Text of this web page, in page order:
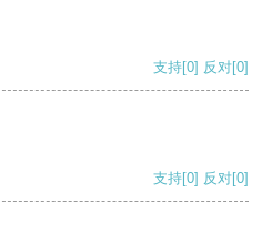
支持[0] 反对[0]
支持[0] 反对[0]